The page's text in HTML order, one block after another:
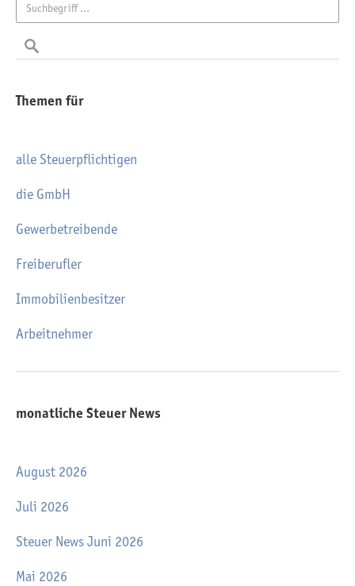
Themen für
alle Steuerpflichtigen
die GmbH
Gewerbetreibende
Freiberufler
Immobilienbesitzer
Arbeitnehmer
monatliche Steuer News
August 2026
Juli 2026
Steuer News Juni 2026
Mai 2026